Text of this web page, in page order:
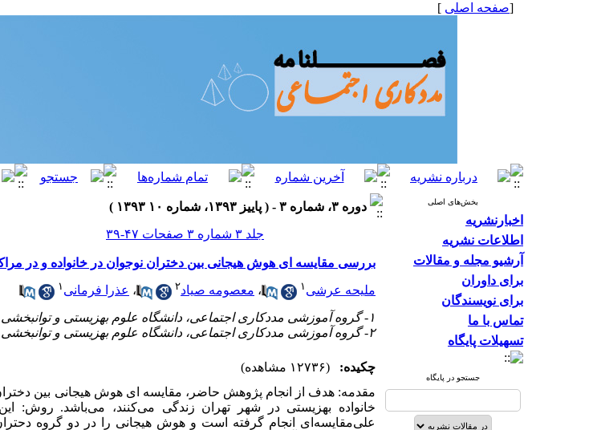
[صفحه اصلی ]
بخش‌های اصلی
اخبارنشریه
اطلاعات نشریه
آرشیو مجله و مقالات
برای داوران
برای نویسندگان
تماس با ما
تسهیلات پایگاه
جستجو در پایگاه
دوره ۳، شماره ۳ - ( پاییز ۱۳۹۳، شماره ۱۰ ۱۳۹۳ )
جلد ۳ شماره ۳ صفحات ۴۷-۳۹
بررسی مقایسه ای هوش هیجانی بین دختران نوجوان در خانواده و در
ملیحه عرشی ۱ ، معصومه صیاد۲ ، عذرا فرمانی ۱
۱- گروه آموزشی مددکاری اجتماعی، دانشگاه علوم بهزیستی و توانبخشی
۲- گروه آموزشی مددکاری اجتماعی، دانشگاه علوم بهزیستی و توانبخشی ،
چکیده:
(۱۲۷۳۶ مشاهده)
مقدمه: هدف از انجام پژوهش حاضر، مقایسه ای هوش هیجانی بین
خانواده بهزیستی در شهر تهران زندگی می‌کنند، می‌باشد. روش‌:
علی‌مقایسه‌ای انجام گرفته است و هوش هیجانی را در دو گروه